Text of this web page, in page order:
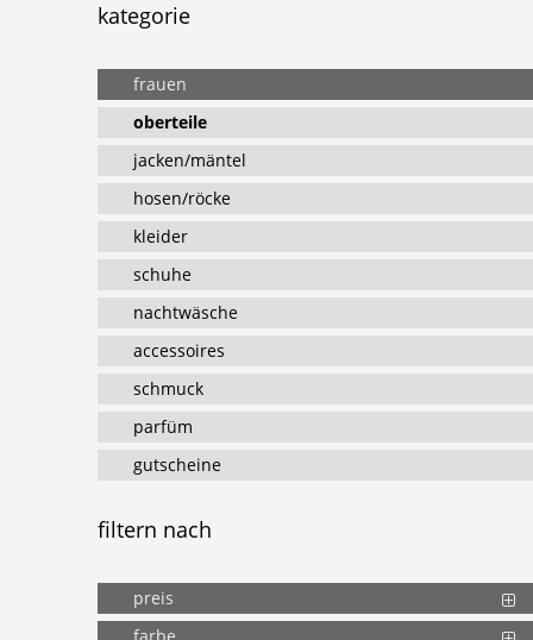
kategorie
frauen
oberteile
jacken/mäntel
hosen/röcke
kleider
schuhe
nachtwäsche
accessoires
schmuck
parfüm
gutscheine
filtern nach
preis